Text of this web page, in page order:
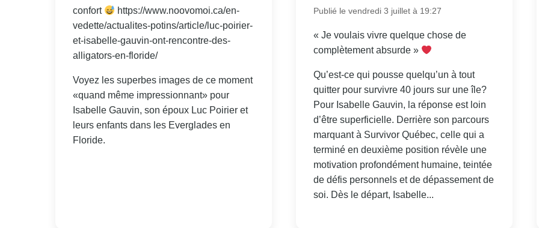
confort
https://www.noovomoi.ca/en-
vedette/actualites-potins/article/luc-poirier-
et-isabelle-gauvin-ont-rencontre-des-
alligators-en-floride/
Voyez les superbes images de ce moment
«quand même impressionnant» pour
Isabelle Gauvin, son époux Luc Poirier et
leurs enfants dans les Everglades en
Floride.
Publié le vendredi 3 juillet à 19:27
« Je voulais vivre quelque chose de
complètement absurde »
Qu’est-ce qui pousse quelqu’un à tout
quitter pour survivre 40 jours sur une île?
Pour Isabelle Gauvin, la réponse est loin
d’être superficielle. Derrière son parcours
marquant à Survivor Québec, celle qui a
terminé en deuxième position révèle une
motivation profondément humaine, teintée
de défis personnels et de dépassement de
soi. Dès le départ, Isabelle...